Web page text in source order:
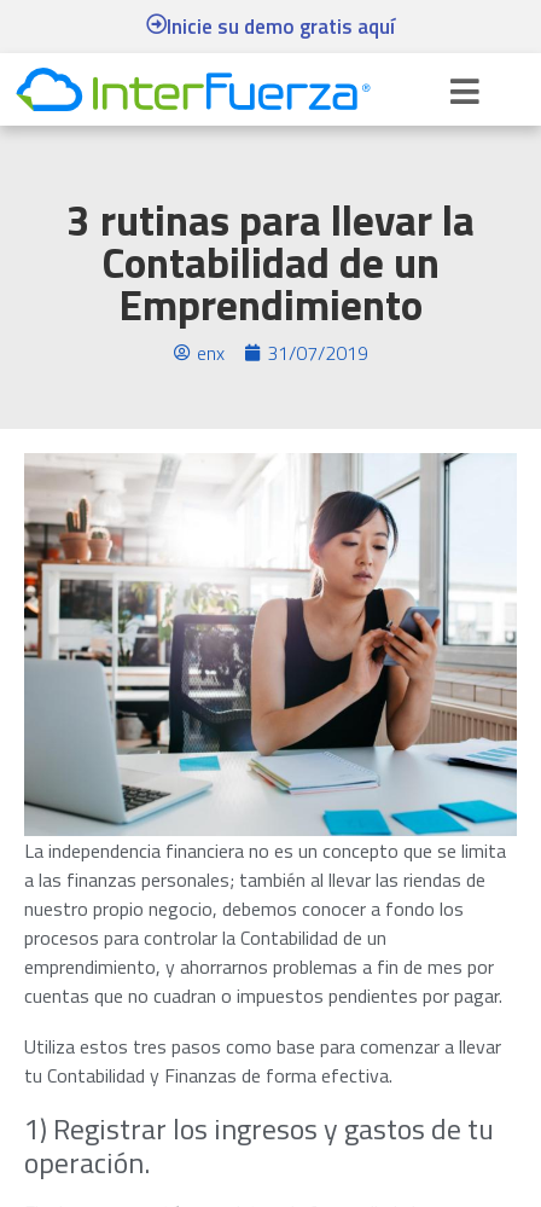
Inicie su demo gratis aquí
3 rutinas para llevar la
Contabilidad de un
Emprendimiento
enx 31/07/2019
La independencia financiera no es un concepto que se limita
a las finanzas personales; también al llevar las riendas de
nuestro propio negocio, debemos conocer a fondo los
procesos para controlar la Contabilidad de un
emprendimiento, y ahorrarnos problemas a fin de mes por
cuentas que no cuadran o impuestos pendientes por pagar.
Utiliza estos tres pasos como base para comenzar a llevar
tu Contabilidad y Finanzas de forma efectiva.
1) Registrar los ingresos y gastos de tu
operación.